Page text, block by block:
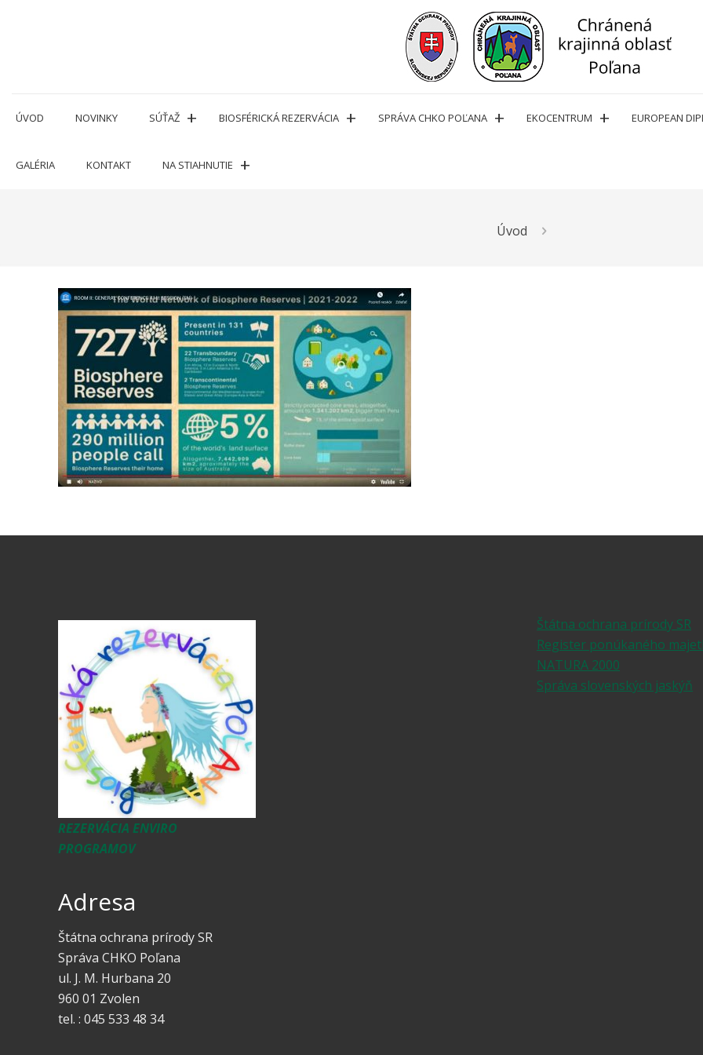
ÚVOD NOVINKY SÚŤAŽ BIOSFÉRICKÁ REZERVÁCIA SPRÁVA CHKO POĽANA EKOCENTRUM EUROPEAN
GALÉRIA KONTAKT NA STIAHNUTIE
Úvod
REZERVÁCIA ENVIRO
PROGRAMOV
Adresa
Štátna ochrana prírody SR
Správa CHKO Poľana
ul. J. M. Hurbana 20
960 01 Zvolen
tel. : 045 533 48 34
Štátna ochrana prírody SR
Register ponúkaného
NATURA 2000
Správa slovenských jaskýň